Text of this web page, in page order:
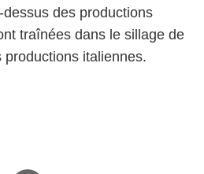
des productions
traînées dans le sillage de
productions italiennes.